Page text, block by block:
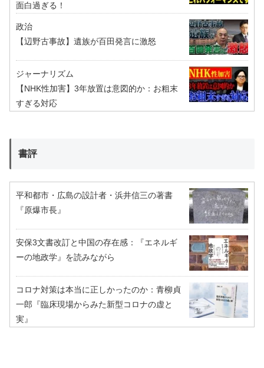
面白過ぎる！
政治
【辺野古事故】遺族が百田発言に激怒
ジャーナリズム
【NHK性加害】3年放置は意図的か：お粗末
すぎる対応
書評
平和都市・広島の設計者・浜井信三の著書
『原爆市長』
安保3文書改訂と中国の存在感：『エネルギ
ーの地政学』を読みながら
コロナ対策は本当に正しかったのか：青柳貞
一郎『臨床現場からみた新型コロナの虚と
実』